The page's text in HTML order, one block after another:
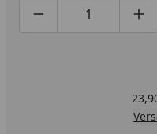
Produktmenge um